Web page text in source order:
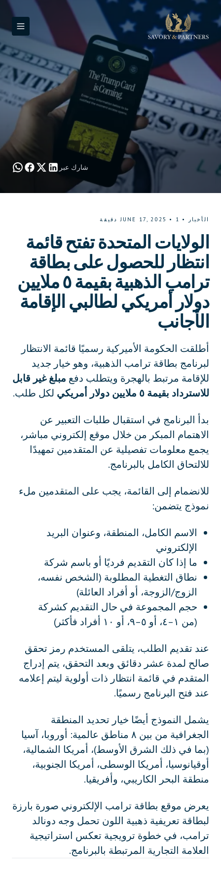
شارك عبر
الأخبار •
JUNE 17, 2025 • 1 دقيقة
الولايات المتحدة تفتح قائمة
انتظار للحصول على بطاقة
ترامب الذهبية بقيمة ٥ ملايين
دولار أمريكي لطالبي الإقامة
الأجانب
أطلقت الحكومة الأميركية رسميًا قائمة الانتظار
لبرنامج بطاقة ترامب الذهبية، وهو خيار جديد
للإقامة مرتبط بالهجرة ويتطلب دفع مبلغ غير قابل
للاسترداد بقيمة ٥ ملايين دولار
أمريكي لكل طلب.
بدأ البرنامج في استقبال طلبات التعبير عن
الاهتمام المبكر من خلال موقع إلكتروني مباشر،
يجمع معلومات تفصيلية عن المتقدمين تمهيدًا
للالتحاق الكامل بالبرنامج.
للانضمام إلى القائمة، يجب على المتقدمين ملء
نموذج يتضمن:
الاسم الكامل، المنطقة، وعنوان البريد
الإلكتروني
ما إذا كان التقديم فرديًا أو باسم شركة
نطاق التغطية المطلوبة (الشخص نفسه،
الزوج/الزوجة، أو أفراد العائلة)
حجم المجموعة في حال التقديم كشركة
(من ١–٤، أو ٥–٩، أو ١٠ أفراد فأكثر)
عند تقديم الطلب، يتلقى المستخدم رمز تحقق
صالح لمدة عشر دقائق. وبعد التحقق، يتم إدراج
المتقدم في قائمة انتظار ذات أولوية ليتم إعلامه
عند فتح البرنامج رسميًا.
يشمل النموذج أيضًا خيار تحديد المنطقة
الجغرافية من بين ٨ مناطق عالمية: أوروبا، آسيا
(بما في ذلك الشرق الأوسط)، أمريكا الشمالية،
أوقيانوسيا، أمريكا الوسطى، أمريكا الجنوبية،
منطقة البحر الكاريبي، وأفريقيا.
يعرض موقع بطاقة ترامب الإلكتروني صورة بارزة
لبطاقة تعريفية ذهبية اللون تحمل وجه دونالد
ترامب، في خطوة ترويجية تعكس استراتيجية
العلامة التجارية المرتبطة بالبرنامج.